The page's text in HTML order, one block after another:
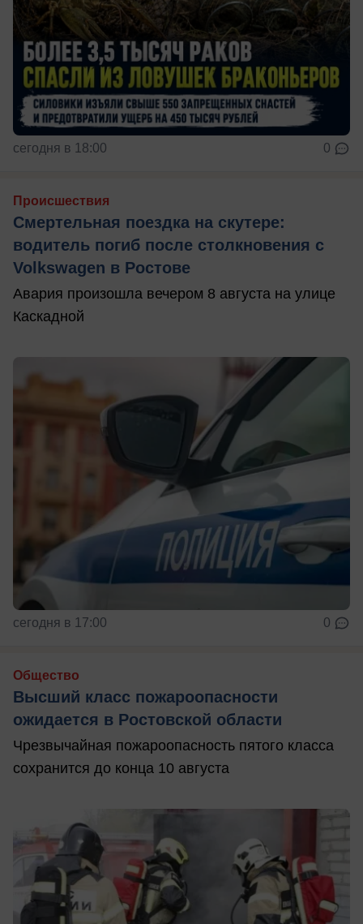
сегодня в 18:00 0
Происшествия
Смертельная поездка на скутере:
водитель погиб после столкновения с
Volkswagen в Ростове
Авария произошла вечером 8 августа на улице
Каскадной
сегодня в 17:00 0
Общество
Высший класс пожароопасности
ожидается в Ростовской области
Чрезвычайная пожароопасность пятого класса
сохранится до конца 10 августа